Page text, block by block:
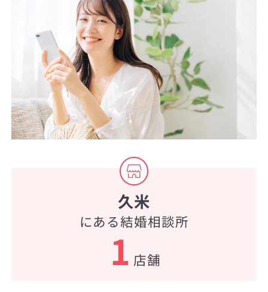
久米
にある結婚相談所
1 店舗